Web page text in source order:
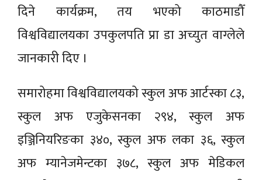
दिने कार्यक्रम, तय भएको काठमाडौँ
विश्वविद्यालयका उपकुलपति प्रा डा अच्युत वाग्लेले
जानकारी दिए ।
समारोहमा विश्वविद्यालयको स्कुल अफ आर्टस्का ८३,
स्कुल अफ एजुकेसनका २९४, स्कुल अफ
इञ्जिनियरिङका ३४०, स्कुल अफ लका ३६, स्कुल
अफ म्यानेजमेन्टका ३७८, स्कुल अफ मेडिकल